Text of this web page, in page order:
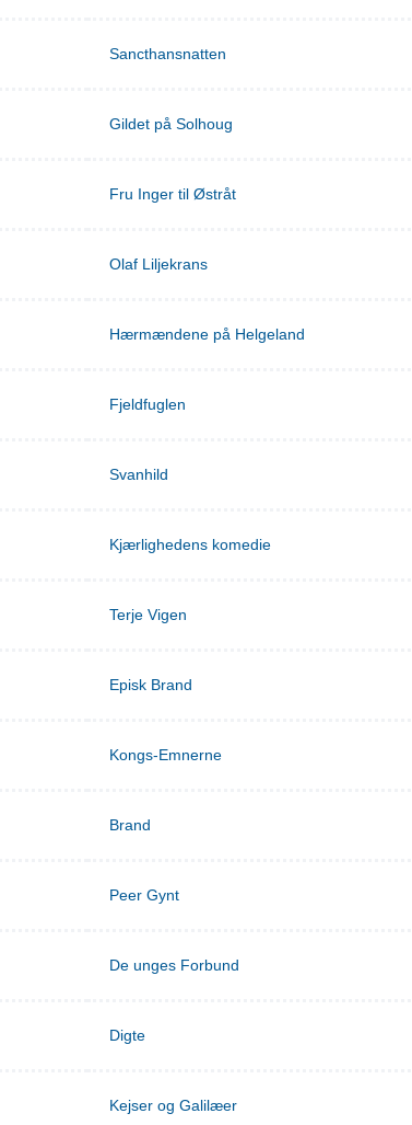
Sancthansnatten
Gildet på Solhoug
Fru Inger til Østråt
Olaf Liljekrans
Hærmændene på Helgeland
Fjeldfuglen
Svanhild
Kjærlighedens komedie
Terje Vigen
Episk Brand
Kongs-Emnerne
Brand
Peer Gynt
De unges Forbund
Digte
Kejser og Galilæer